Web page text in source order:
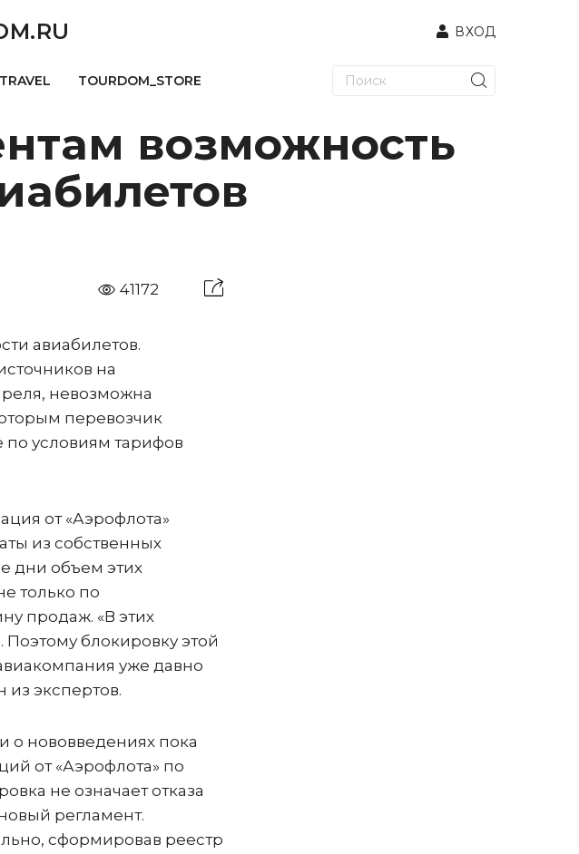
ВХОД
TOURDOM_STORE
возможность
41172
авиабилетов.
на
невозможна
перевозчик
по условиям тарифов
от «Аэрофлота»
из собственных
дни объем этих
только по
продаж. «В этих
Поэтому блокировку этой
уже давно
из экспертов.
о нововведениях пока
от «Аэрофлота» по
не означает отказа
регламент.
сформировав реестр